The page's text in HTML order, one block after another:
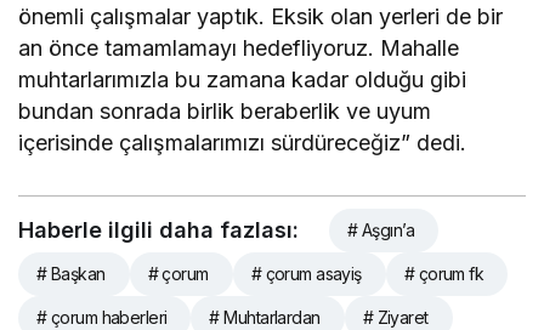
önemli çalışmalar yaptık. Eksik olan yerleri de bir
an önce tamamlamayı hedefliyoruz. Mahalle
muhtarlarımızla bu zamana kadar olduğu gibi
bundan sonrada birlik beraberlik ve uyum
içerisinde çalışmalarımızı sürdüreceğiz” dedi.
Haberle ilgili daha fazlası: # Aşgın’a
# Başkan # çorum # çorum asayiş # çorum fk
# çorum haberleri # Muhtarlardan # Ziyaret